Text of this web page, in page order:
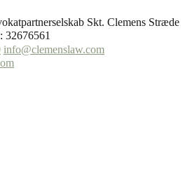
Skt. Clemens Stræde
32676561
info@clemenslaw.com